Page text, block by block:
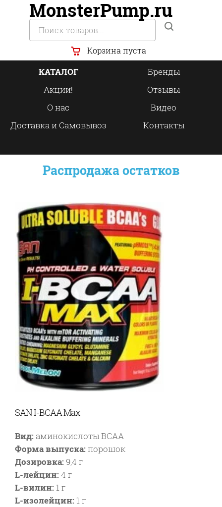
MonsterPump.ru
Корзина пуста
КАТАЛОГ
Бренды
Акции!
Отзывы
О нас
Видео
Доставка и Самовывоз
Контакты
Распродажа остатков
SAN I-BCAA Max
Вид: аминокислоты BCAA
Форма выпуска: порошок
Дозировка:9,4 г
L-лейцин:4 г
L-вилин: 1 г
L-изолейцин: 1 г